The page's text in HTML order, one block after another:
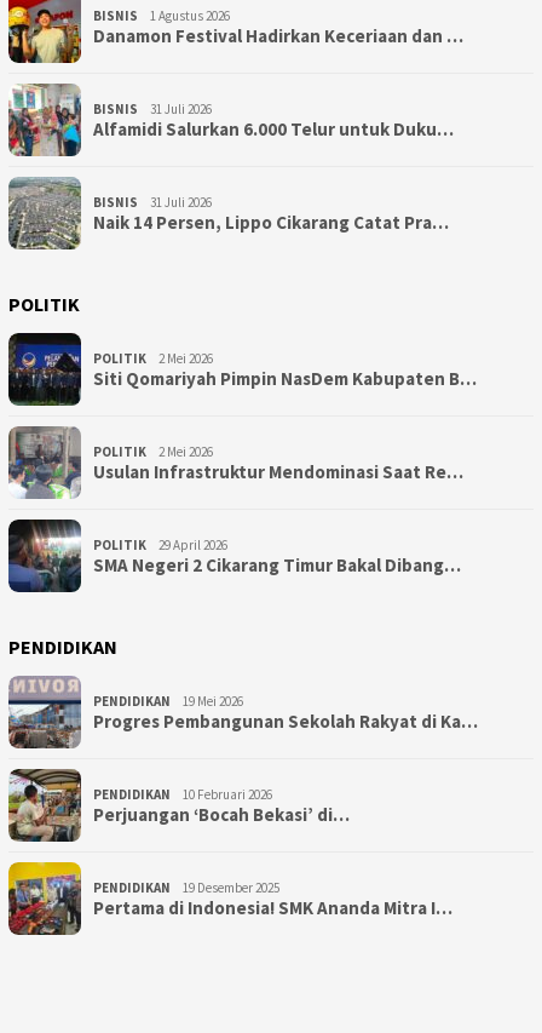
BISNIS 1 Agustus 2026
Danamon Festival Hadirkan Keceriaan dan …
BISNIS 31 Juli 2026
Alfamidi Salurkan 6.000 Telur untuk Duku…
BISNIS 31 Juli 2026
Naik 14 Persen, Lippo Cikarang Catat Pra…
POLITIK
POLITIK 2 Mei 2026
Siti Qomariyah Pimpin NasDem Kabupaten B…
POLITIK 2 Mei 2026
Usulan Infrastruktur Mendominasi Saat Re…
POLITIK 29 April 2026
SMA Negeri 2 Cikarang Timur Bakal Dibang…
PENDIDIKAN
PENDIDIKAN 19 Mei 2026
Progres Pembangunan Sekolah Rakyat di Ka…
PENDIDIKAN 10 Februari 2026
Perjuangan ‘Bocah Bekasi’ di…
PENDIDIKAN 19 Desember 2025
Pertama di Indonesia! SMK Ananda Mitra I…